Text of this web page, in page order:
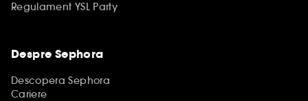
Regulament YSL Party
Despre Sephora
Descopera Sephora
Cariere